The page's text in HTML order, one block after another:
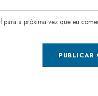
para a próxima vez que eu